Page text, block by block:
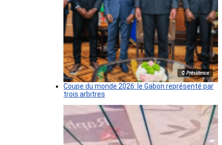
© Présidence
Coupe du monde 2026: le Gabon représenté par
trois arbitres